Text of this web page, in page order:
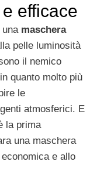
efficace
maschera
pelle luminosità
il nemico
quanto molto più
le
atmosferici. E
la prima
una maschera
e allo